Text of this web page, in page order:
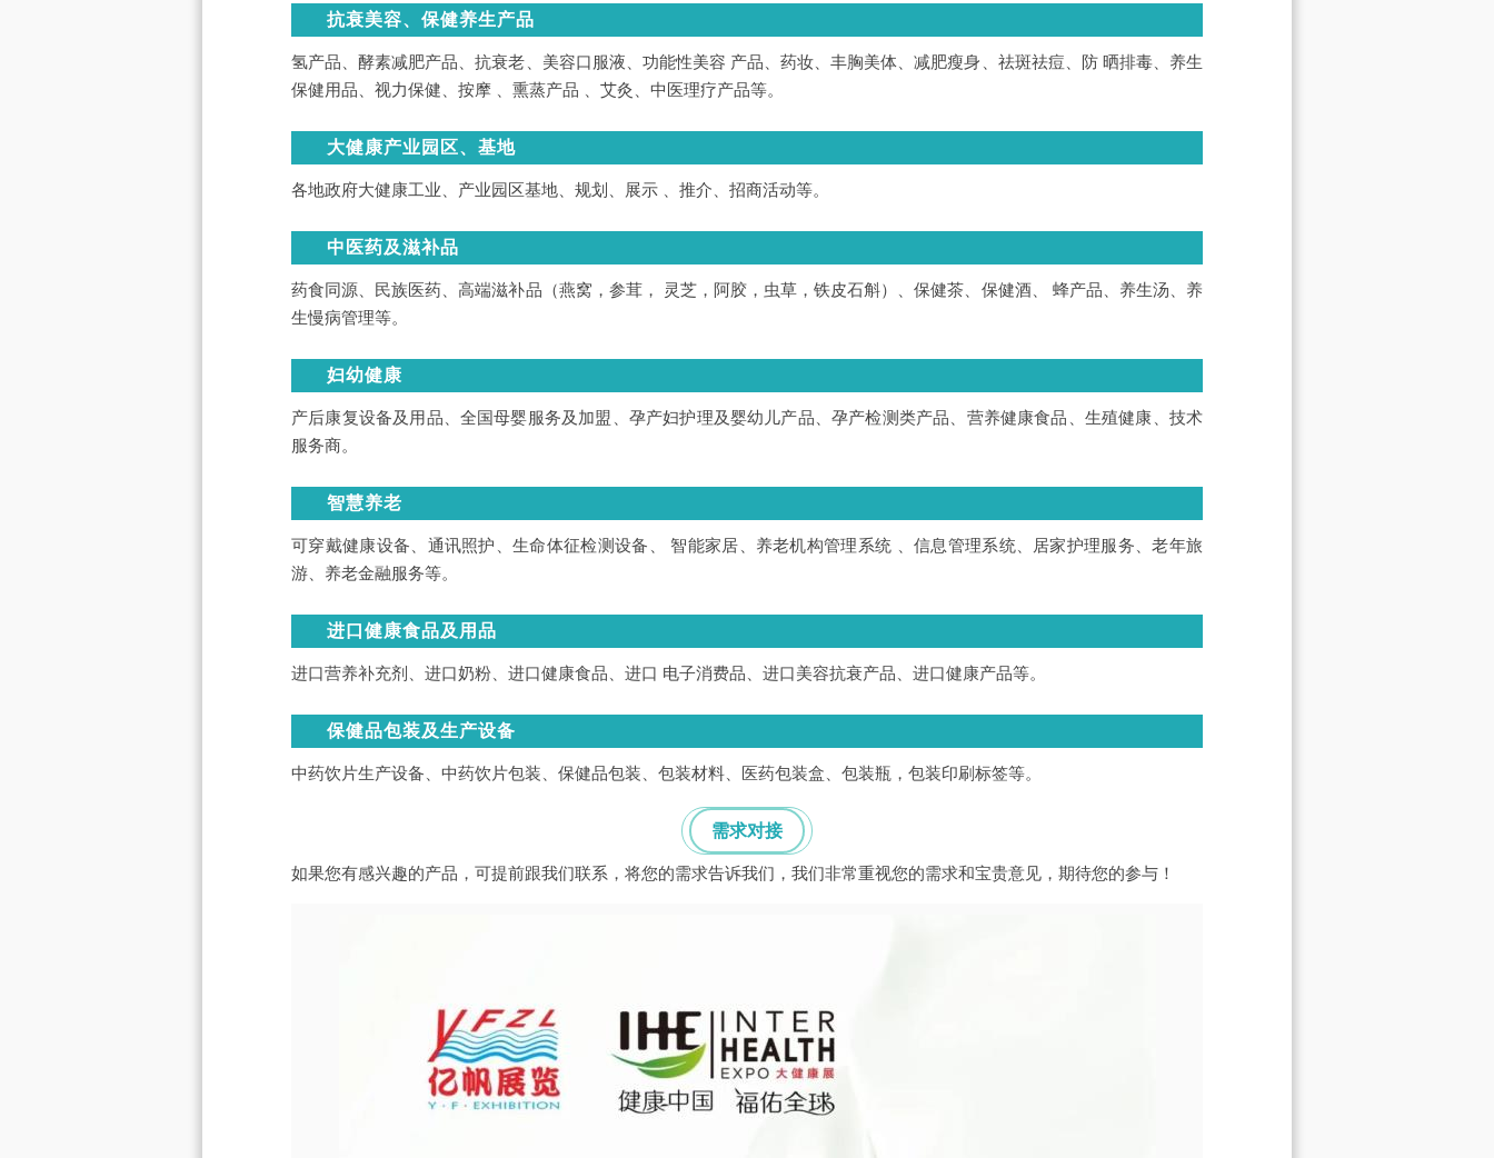
抗衰美容、保健养生产品
氢产品、酵素减肥产品、抗衰老、美容口服液、功能性美容 产品、药妆、丰胸美体、减肥瘦身、祛斑祛痘、防 晒排毒、养生
保健用品、视力保健、按摩 、熏蒸产品 、艾灸、中医理疗产品等。
大健康产业园区、基地
各地政府大健康工业、产业园区基地、规划、展示 、推介、招商活动等。
中医药及滋补品
药食同源、民族医药、高端滋补品（燕窝，参茸， 灵芝，阿胶，虫草，铁皮石斛）、保健茶、保健酒、 蜂产品、养生汤、养
生慢病管理等。
妇幼健康
产后康复设备及用品、全国母婴服务及加盟、孕产妇护理及婴幼儿产品、孕产检测类产品、营养健康食品、生殖健康、技术
服务商。
智慧养老
可穿戴健康设备、通讯照护、生命体征检测设备、 智能家居、养老机构管理系统 、信息管理系统、居家护理服务、老年旅
游、养老金融服务等。
进口健康食品及用品
进口营养补充剂、进口奶粉、进口健康食品、进口 电子消费品、进口美容抗衰产品、进口健康产品等。
保健品包装及生产设备
中药饮片生产设备、中药饮片包装、保健品包装、包装材料、医药包装盒、包装瓶，包装印刷标签等。
需求对接
如果您有感兴趣的产品，可提前跟我们联系，将您的需求告诉我们，我们非常重视您的需求和宝贵意见，期待您的参与！